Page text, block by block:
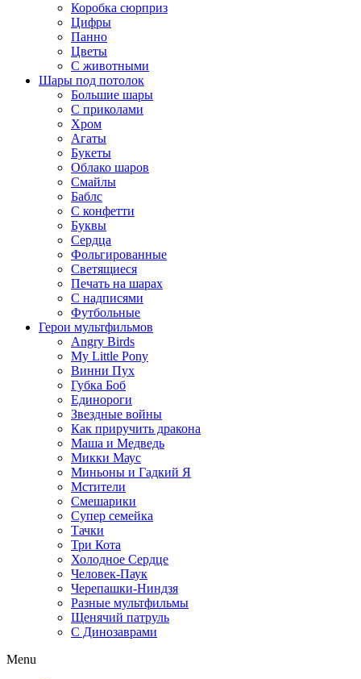
Коробка сюрприз
Цифры
Панно
Цветы
С животными
Шары под потолок
Большие шары
С приколами
Хром
Агаты
Букеты
Облако шаров
Смайлы
Баблс
С конфетти
Буквы
Сердца
Фольгированные
Светящиеся
Печать на шарах
С надписями
Футбольные
Герои мультфильмов
Angry Birds
My Little Pony
Винни Пух
Губка Боб
Единороги
Звездные войны
Как приручить дракона
Маша и Медведь
Микки Маус
Миньоны и Гадкий Я
Мстители
Смешарики
Супер семейка
Тачки
Три Кота
Холодное Сердце
Человек-Паук
Черепашки-Ниндзя
Разные мультфильмы
Щенячий патруль
C Динозаврами
Menu